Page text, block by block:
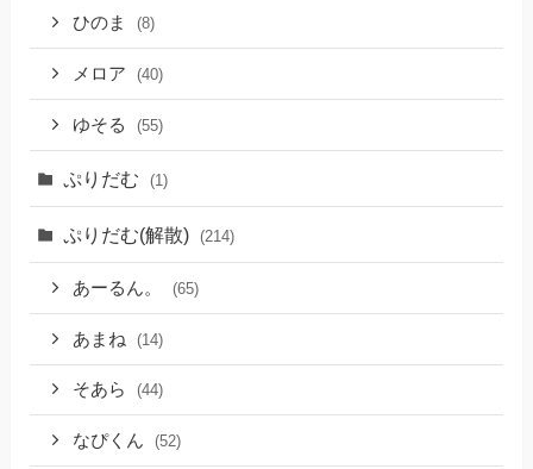
ひのま (8)
メロア (40)
ゆそる (55)
ぷりだむ (1)
ぷりだむ(解散) (214)
あーるん。 (65)
あまね (14)
そあら (44)
なぴくん (52)